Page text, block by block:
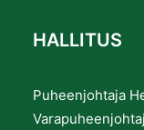
HALLITUS
Puheenjohtaja